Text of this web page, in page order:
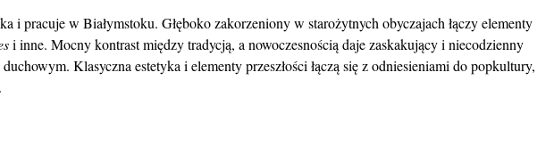
pracuje w Białymstoku. Głęboko zakorzeniony w starożytnych obyczajach łączy elementy
i inne. Mocny kontrast między tradycją, a nowoczesnością daje zaskakujący i niecodzienny
Klasyczna estetyka i elementy przeszłości łączą się z odniesieniami do popkultury,